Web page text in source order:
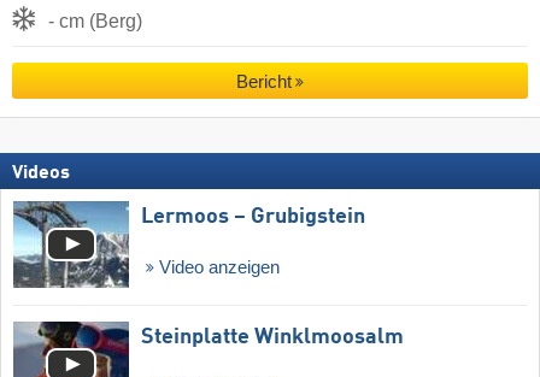
- cm (Berg)
Bericht
Videos
Lermoos – Grubigstein
Video anzeigen
Steinplatte Winklmoosalm